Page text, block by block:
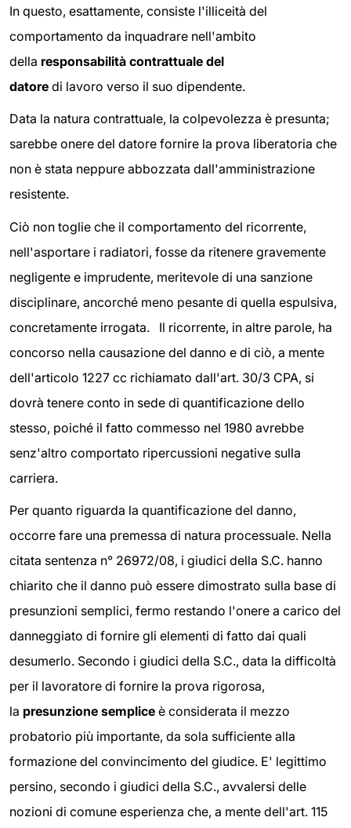
In questo, esattamente, consiste l'illiceità del
comportamento da inquadrare nell'ambito
della responsabilità contrattuale del
datore di lavoro verso il suo dipendente.
Data la natura contrattuale, la colpevolezza è presunta;
sarebbe onere del datore fornire la prova liberatoria che
non è stata neppure abbozzata dall'amministrazione
resistente.
Ciò non toglie che il comportamento del ricorrente,
nell'asportare i radiatori, fosse da ritenere gravemente
negligente e imprudente, meritevole di una sanzione
disciplinare, ancorché meno pesante di quella espulsiva,
concretamente irrogata. Il ricorrente, in altre parole, ha
concorso nella causazione del danno e di ciò, a mente
dell'articolo 1227 cc richiamato dall'art. 30/3 CPA, si
dovrà tenere conto in sede di quantificazione dello
stesso, poiché il fatto commesso nel 1980 avrebbe
senz'altro comportato ripercussioni negative sulla
carriera.
Per quanto riguarda la quantificazione del danno,
occorre fare una premessa di natura processuale. Nella
citata sentenza n° 26972/08, i giudici della S.C. hanno
chiarito che il danno può essere dimostrato sulla base di
presunzioni semplici, fermo restando l'onere a carico del
danneggiato di fornire gli elementi di fatto dai quali
desumerlo. Secondo i giudici della S.C., data la difficoltà
per il lavoratore di fornire la prova rigorosa,
la presunzione semplice è considerata il mezzo
probatorio più importante, da sola sufficiente alla
formazione del convincimento del giudice. E' legittimo
persino, secondo i giudici della S.C., avvalersi delle
nozioni di comune esperienza che, a mente dell'art. 115